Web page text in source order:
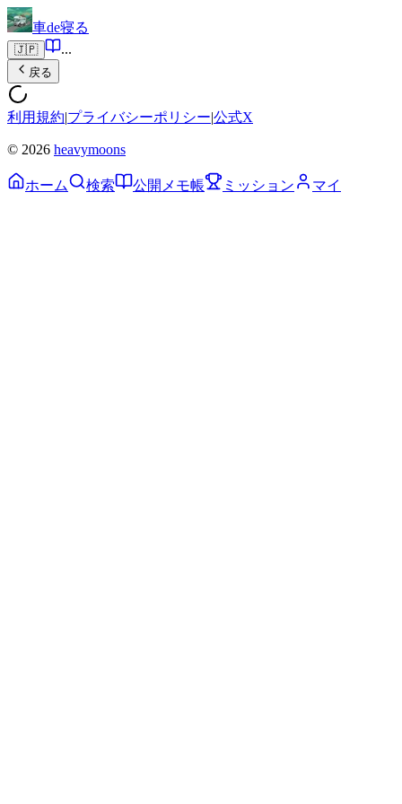
車de寝る
🇯🇵 ...
戻る
利用規約|プライバシーポリシー|公式X
© 2026 heavymoons
ホーム 検索 公開メモ帳 ミッション マイ